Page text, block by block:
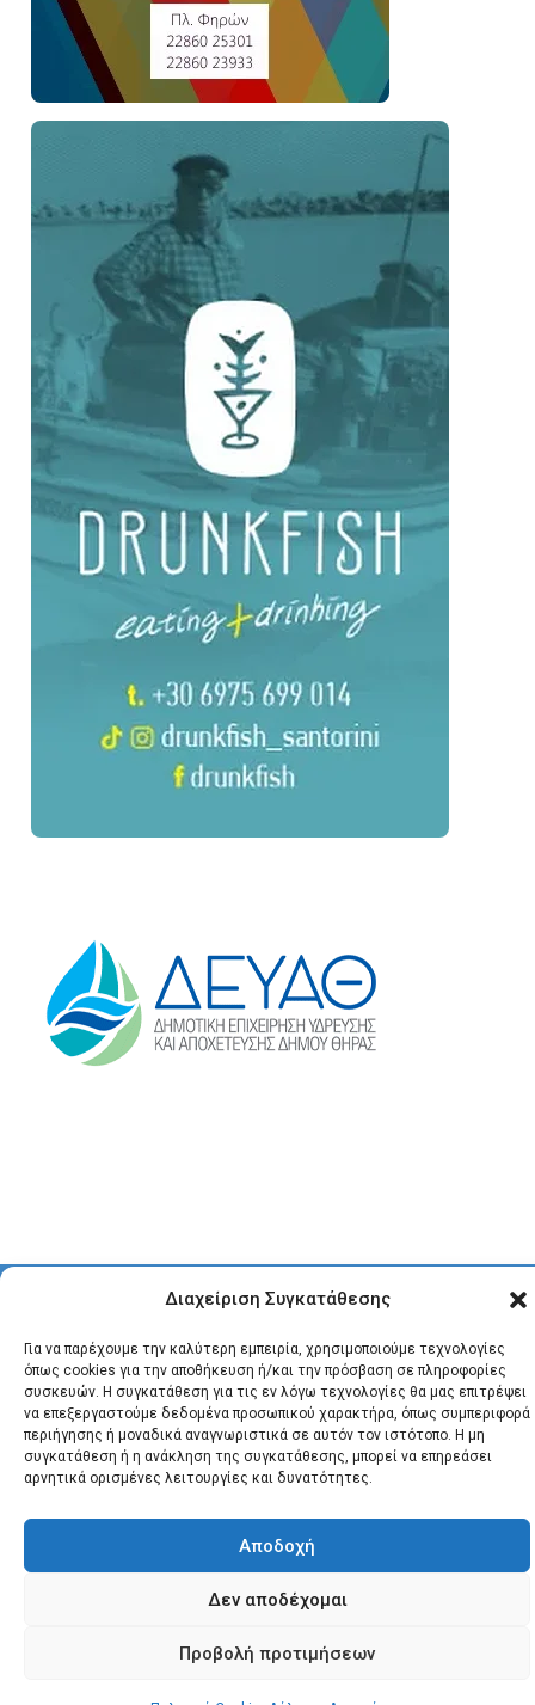
Διαχείριση Συγκατάθεσης
Για να παρέχουμε την καλύτερη εμπειρία, χρησιμοποιούμε τεχνολογίες
όπως cookies για την αποθήκευση ή/και την πρόσβαση σε πληροφορίες
συσκευών. Η συγκατάθεση για τις εν λόγω τεχνολογίες θα μας επιτρέψει
να επεξεργαστούμε δεδομένα προσωπικού χαρακτήρα, όπως συμπεριφορά
περιήγησης ή μοναδικά αναγνωριστικά σε αυτόν τον ιστότοπο. Η μη
συγκατάθεση ή η ανάκληση της συγκατάθεσης, μπορεί να επηρεάσει
αρνητικά ορισμένες λειτουργίες και δυνατότητες.
Αποδοχή
Δεν αποδέχομαι
Προβολή προτιμήσεων
© 2026 Santonews - Όλα
κατοχυρωμένα.